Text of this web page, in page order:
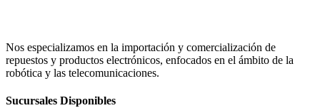
Nos especializamos en la importación y comercialización de
repuestos y productos electrónicos, enfocados en el ámbito de la
robótica y las telecomunicaciones.
Sucursales Disponibles